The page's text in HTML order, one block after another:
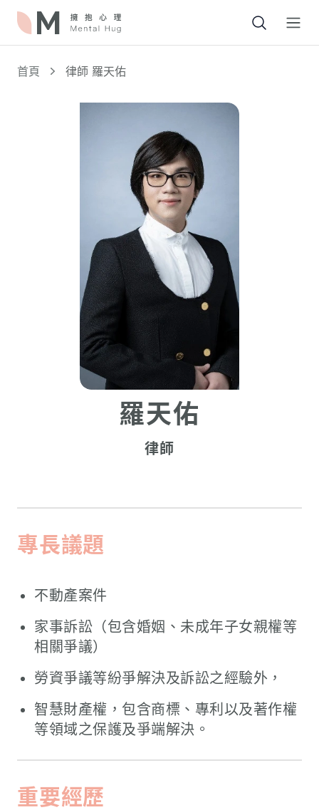
首頁 律師 羅天佑
羅天佑
律師
專長議題
不動產案件
家事訴訟（包含婚姻、未成年子女親權等
相關爭議）
勞資爭議等紛爭解決及訴訟之經驗外，
智慧財產權，包含商標、專利以及著作權
等領域之保護及爭端解決。
重要經歷